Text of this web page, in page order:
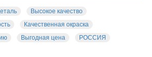
Высокое качество
Качественная окраска
Выгодная цена РОССИЯ